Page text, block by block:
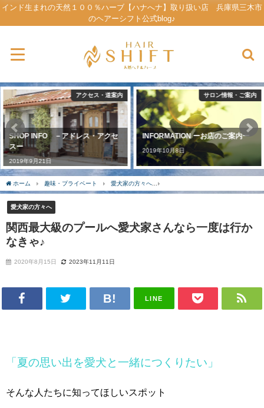
インド生まれの天然１００％ハーブ【ハナへナ】取り扱い店 兵庫県三木市
のヘアーシフト公式blog♪
サロン情報・ご案内
INFORMATION ーお店のご案内ー
2019年10月8日
メニュー＆プライス
MENU ーメニュー＆プライスー
2019年9月23日
ホーム 趣味・プライベート 愛犬家の方々へ
愛犬家の方々へ
関西最大級のプールへ愛犬家さんなら一度は行か
なきゃ♪
2020年8月15日 2023年11月11日
LINE
「夏の思い出を愛犬と一緒につくりたい」
そんな人たちに知ってほしいスポット